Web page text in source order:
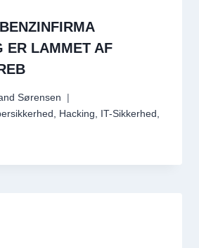
ER LAMMET AF
Sørensen
, Hacking, IT-Sikkerhed ,